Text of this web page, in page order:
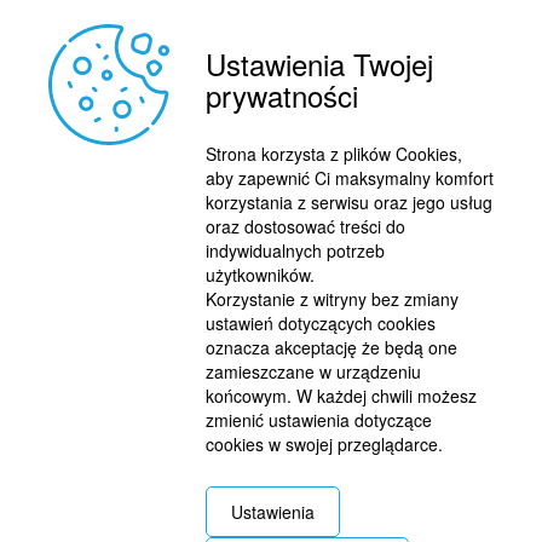
Ustawienia Twojej
prywatności
Strona korzysta z plików Cookies,
aby zapewnić Ci maksymalny komfort
korzystania z serwisu oraz jego usług
oraz dostosować treści do
indywidualnych potrzeb
użytkowników.
Korzystanie z witryny bez zmiany
ustawień dotyczących cookies
oznacza akceptację że będą one
zamieszczane w urządzeniu
końcowym. W każdej chwili możesz
zmienić ustawienia dotyczące
cookies w swojej przeglądarce.
Ustawienia
© 2015 BY : FUTBOL.PL. ALL RIGHTS RESERVED.